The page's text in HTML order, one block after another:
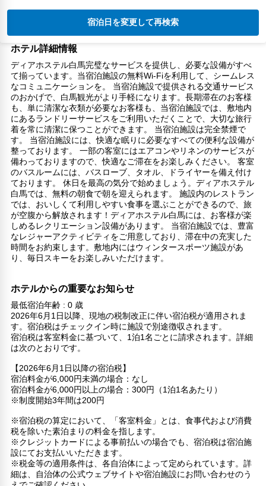
宿泊日を変更して再検索
ホテル詳細情報
ディアホステル白馬完璧なサービスを提供し、必要な設備がすべ
て揃っています。当宿泊施設の無料Wi-Fiを利用して、シームレス
なコミュニケーションを。 当宿泊施設で提供される交通サービス
のおかげで、白馬観光がより手軽になります。長期滞在のお客様
も、単に清潔な衣類が必要なお客様も、当宿泊施設では、敷地内
にあるランドリーサービスをご利用いただくことで、大切な旅行
着を常に清潔に保つことができます。 当宿泊施設は完全禁煙で
す。 当宿泊施設には、快適な眠りに必要なすべての便利な設備が
整っております。 一部の客室にはエアコンやリネンのサービスが
備わっておりますので、快適なご滞在をお楽しみください。 客室
のバスルームには、バスローブ、タオル、ドライヤーを備え付け
ております。 休日を最高の気分で始めましょう。ディアホステル
白馬では、無料の朝食で朝を迎えられます。 施設内のレストラン
では、おいしくて利用しやすい食事を選ぶことができるので、旅
が空腹から解放されます！ディアホステル白馬には、お客様が楽
しめるレクリエーション設備があります。 当宿泊施設では、豊富
なレジャーアクティビティをご用意しており、滞在中の充実した
時間をお約束します。敷地内にはウィンタースポーツ施設があ
り、毎日スキーをお楽しみいただけます。
ホテルからの重要なお知らせ
最低宿泊年齢 : 0 歳
2026年6月1日以降、現地の税制改正に伴い宿泊税が適用されま
す。宿泊税はチェックイン時に施設で別途徴収されます。
宿泊税は客室料金に基づいて、1泊1名ごとに請求されます。詳細
は次のとおりです。
【2026年6月1日以降の宿泊税】
宿泊料金が6,000円未満の場合：なし
宿泊料金が6,000円以上の場合：300円（1泊1名あたり）
※制度開始3年間は200円
※宿泊税の算定において、「客室料金」とは、食事代および消費
税を除いた素泊まりの料金を指します。
※クレジットカードによる事前払いの場合でも、宿泊税は宿泊施
設にてお支払いいただきます。
※税金等の適用条件は、各自治体によって定められています。詳
細は、自治体の公式ウェブサイトや宿泊施設にお問い合わせのう